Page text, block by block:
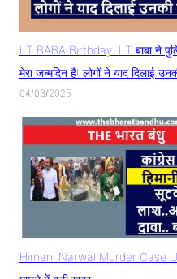
IIT BABA Birthday: IIT बाबा ने
मेरा जन्मदिन है! लोगों ने याद दिलाई
04/03/2025
Himani Narwal Murder Case